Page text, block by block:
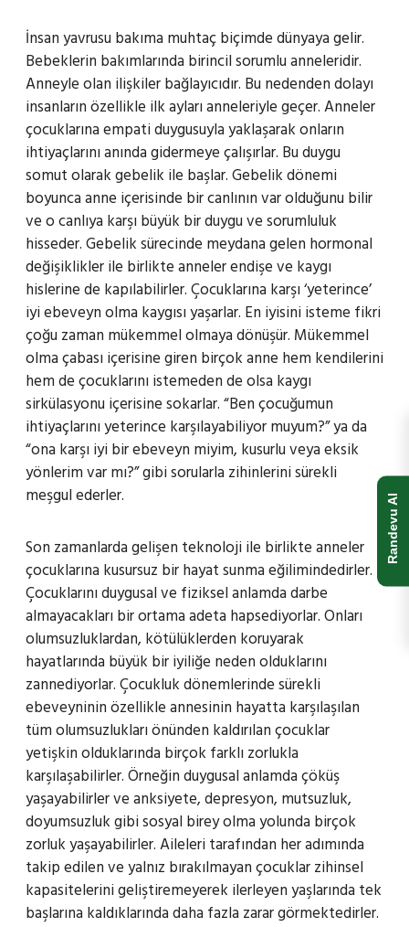
İnsan yavrusu bakıma muhtaç biçimde dünyaya gelir.
Bebeklerin bakımlarında birincil sorumlu anneleridir.
Anneyle olan ilişkiler bağlayıcıdır. Bu nedenden dolayı
insanların özellikle ilk ayları anneleriyle geçer. Anneler
çocuklarına empati duygusuyla yaklaşarak onların
ihtiyaçlarını anında gidermeye çalışırlar. Bu duygu
somut olarak gebelik ile başlar. Gebelik dönemi
boyunca anne içerisinde bir canlının var olduğunu bilir
ve o canlıya karşı büyük bir duygu ve sorumluluk
hisseder. Gebelik sürecinde meydana gelen hormonal
değişiklikler ile birlikte anneler endişe ve kaygı
hislerine de kapılabilirler. Çocuklarına karşı ‘yeterince’
iyi ebeveyn olma kaygısı yaşarlar. En iyisini isteme fikri
çoğu zaman mükemmel olmaya dönüşür. Mükemmel
olma çabası içerisine giren birçok anne hem kendilerini
hem de çocuklarını istemeden de olsa kaygı
sirkülasyonu içerisine sokarlar. “Ben çocuğumun
ihtiyaçlarını yeterince karşılayabiliyor muyum?” ya da
“ona karşı iyi bir ebeveyn miyim, kusurlu veya eksik
yönlerim var mı?” gibi sorularla zihinlerini sürekli
meşgul ederler.
Son zamanlarda gelişen teknoloji ile birlikte anneler
çocuklarına kusursuz bir hayat sunma eğilimindedirler.
Çocuklarını duygusal ve fiziksel anlamda darbe
almayacakları bir ortama adeta hapsediyorlar. Onları
olumsuzluklardan, kötülüklerden koruyarak
hayatlarında büyük bir iyiliğe neden olduklarını
zannediyorlar. Çocukluk dönemlerinde sürekli
ebeveyninin özellikle annesinin hayatta karşılaşılan
tüm olumsuzlukları önünden kaldırılan çocuklar
yetişkin olduklarında birçok farklı zorlukla
karşılaşabilirler. Örneğin duygusal anlamda çöküş
yaşayabilirler ve anksiyete, depresyon, mutsuzluk,
doyumsuzluk gibi sosyal birey olma yolunda birçok
zorluk yaşayabilirler. Aileleri tarafından her adımında
takip edilen ve yalnız bırakılmayan çocuklar zihinsel
kapasitelerini geliştiremeyerek ilerleyen yaşlarında tek
başlarına kaldıklarında daha fazla zarar görmektedirler.
Randevu Al